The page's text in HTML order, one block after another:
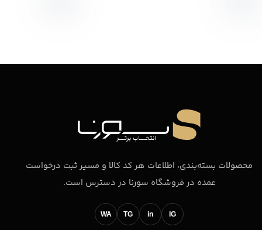
محصولات بسته‌بندی، اطلاعات هر کد کالا و مسیر ثبت درخواست
عمده در فروشگاه سورنا در دسترس است.
IG
in
TG
WA